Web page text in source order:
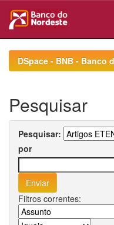
navigationDSpace - BNB - Banco
Pesquisar
Pesquisar:
por
Filtros correntes: